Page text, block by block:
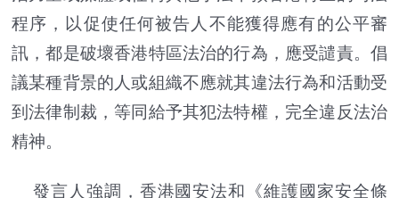
程序，以促使任何被告人不能獲得應有的公平審
訊，都是破壞香港特區法治的行為，應受譴責。倡
議某種背景的人或組織不應就其違法行為和活動受
到法律制裁，等同給予其犯法特權，完全違反法治
精神。
發言人強調，香港國安法和《維護國家安全條